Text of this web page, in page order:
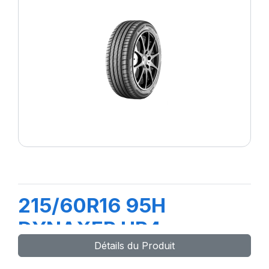
215/60R16 95H
DYNAXER HP4
Détails du Produit